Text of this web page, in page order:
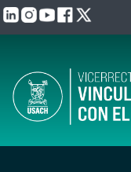
Pasar al